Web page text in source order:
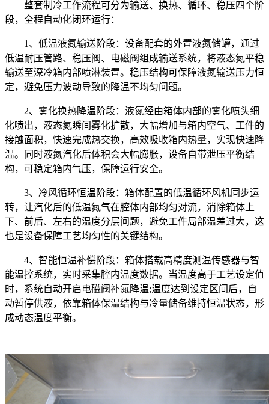
整套制冷工作流程可分为输送、换热、循环、稳压四个阶
段，全程自动化闭环运行：
1、低温液氮输送阶段：设备配套的外置液氮储罐，通过
低温耐压管路、稳压阀、电磁阀组成输送系统，将液态氮平稳
输送至深冷箱内部喷淋装置。稳压结构可保障液氮输送压力恒
定，避免压力波动导致的降温不均匀问题。
2、雾化换热降温阶段：液氮经由箱体内部的雾化喷头细
化喷出，液态氮瞬间雾化扩散，大幅增加与箱内空气、工件的
接触面积，快速完成热交换，高效吸收箱内热量，实现快速降
温。同时液氮汽化后体积会大幅膨胀，设备自带泄压平衡结
构，可稳定箱内气压，保障运行安全。
3、冷风循环恒温阶段：箱体配置的低温循环风机同步运
转，让汽化后的低温氮气在腔体内部均匀对流，消除箱体上
下、前后、左右的温度分层问题，避免工件局部温差过大，这
也是设备保障工艺均匀性的关键结构。
4、智能恒温补偿阶段：箱体搭载高精度测温传感器与智
能温控系统，实时采集腔内温度数据。当温度高于工艺设定值
时，系统自动开启电磁阀补氮降温;温度达到设定区间后，自
动暂停供液，依靠箱体保温结构与冷量储备维持恒温状态，形
成动态温度平衡。